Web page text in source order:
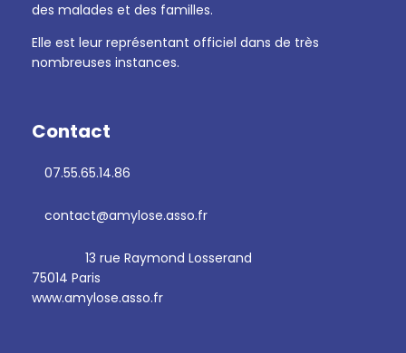
des malades et des familles.
Elle est leur représentant officiel dans de très
nombreuses instances.
Contact
07.55.65.14.86
contact@amylose.asso.fr
13 rue Raymond Losserand
75014 Paris
www.amylose.asso.fr